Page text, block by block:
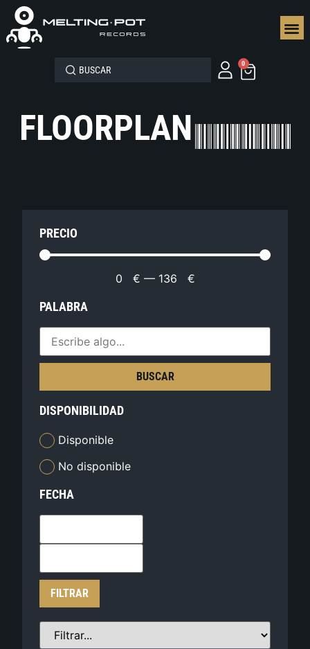
0
FLOORPLAN
PRECIO
0 € — 136 €
PALABRA
BUSCAR
DISPONIBILIDAD
Disponible
No disponible
FECHA
FILTRAR